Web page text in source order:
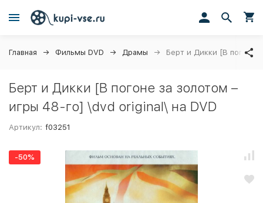
Главная Фильмы DVD Драмы Берт и Дикки [В погоне
Берт и Дикки [В погоне за золотом –
игры 48-го] \dvd original\ на DVD
Артикул: f03251
-50%